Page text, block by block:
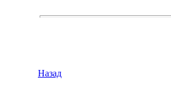
Назад